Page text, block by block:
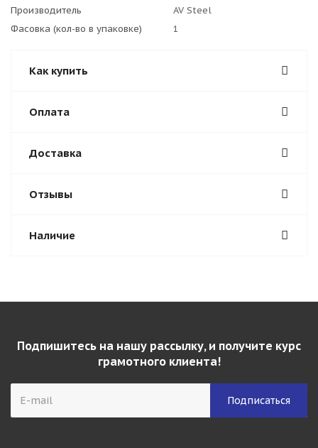
Производитель
AV Steel
Фасовка (кол-во в упаковке)
1
Как купить
Оплата
Доставка
Отзывы
Наличие
Подпишитесь на нашу рассылку, и получите курс
грамотного клиента!